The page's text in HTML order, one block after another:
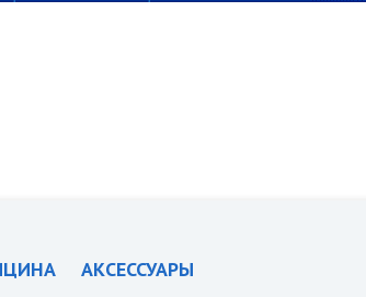
АКСЕССУАРЫ